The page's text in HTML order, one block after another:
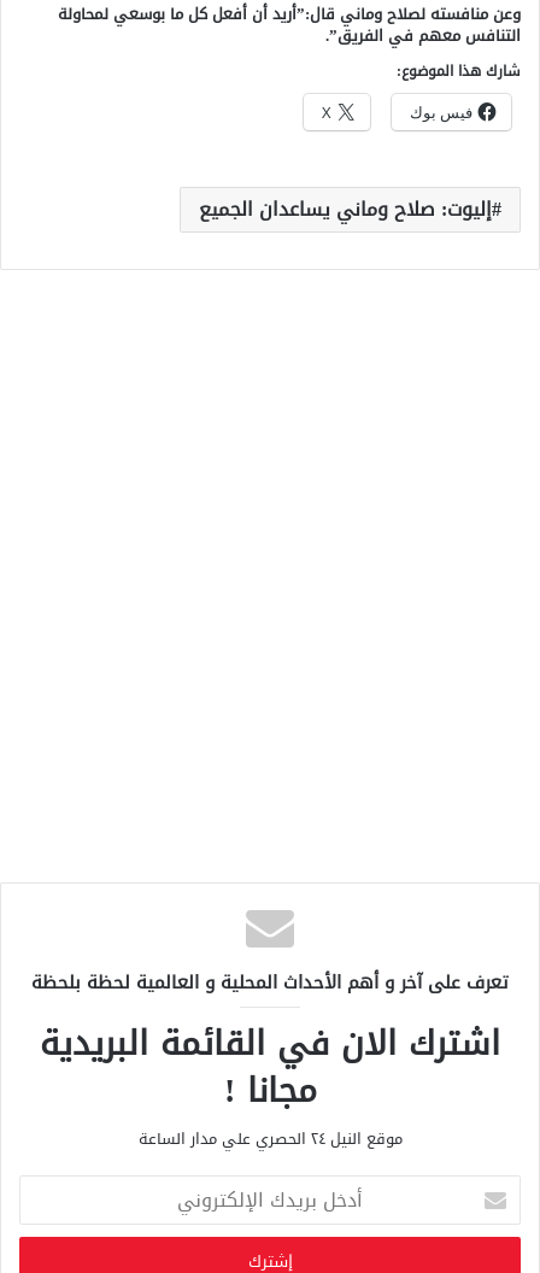
وعن منافسته لصلاح وماني قال:”أريد أن أفعل كل ما بوسعي لمحاولة
التنافس معهم في الفريق”.
شارك هذا الموضوع:
فيس بوك X
إليوت: صلاح وماني يساعدان الجميع
تعرف على آخر و أهم الأحداث المحلية و العالمية لحظة بلحظة
اشترك الان في القائمة البريدية
مجانا !
موقع النيل ٢٤ الحصري علي مدار الساعة
خ